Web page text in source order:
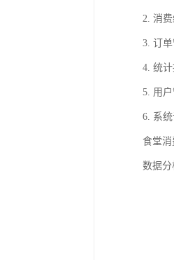
2. 消
3. 订
4. 统
5. 用
6. 系
食堂消
数据分